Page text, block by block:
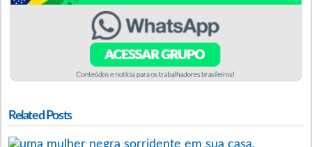
Related Posts